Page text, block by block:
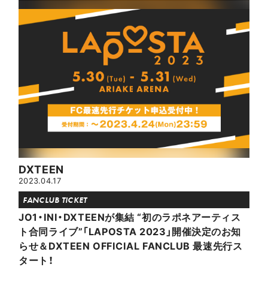
DXTEEN
2023.04.17
FANCLUB TICKET
JO1・INI・DXTEENが集結 “初のラポネアーティス
ト合同ライブ”「LAPOSTA 2023」開催決定のお知
らせ＆DXTEEN OFFICIAL FANCLUB 最速先行ス
タート！